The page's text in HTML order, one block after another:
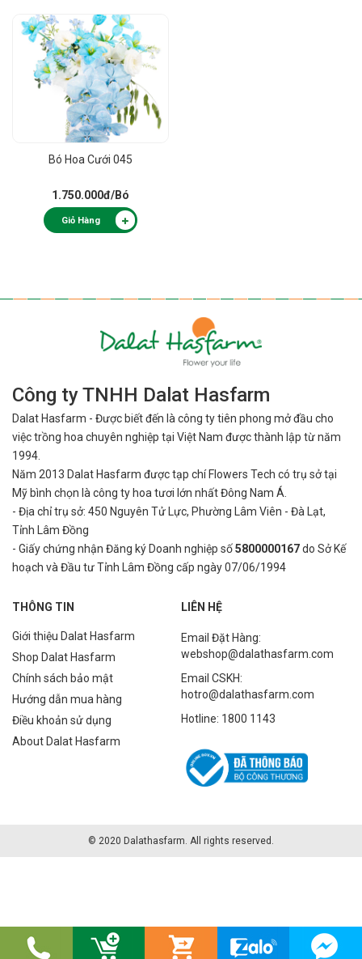
Bó Hoa Cưới 045
1.750.000đ/Bó
Giỏ Hàng
Công ty TNHH Dalat Hasfarm
Dalat Hasfarm - Được biết đến là công ty tiên phong mở đầu cho
việctrồng hoa chuyên nghiệp tại Việt Nam được thành lập từ năm
1994.
Năm 2013 Dalat Hasfarm được tạp chí Flowers Tech có trụ sở tại
Mỹ bình chọn là công ty hoa tươi lớn nhất Đông Nam Á.
- Địa chỉ trụ sở: 450 Nguyên Tử Lực, Phường Lâm Viên - Đà Lạt,
Tỉnh Lâm Đồng
- Giấy chứng nhận Đăng ký Doanh nghiệp số5800000167do Sở Kế
hoạch và Đầu tư Tỉnh Lâm Đồng cấp ngày 07/06/1994
THÔNG TIN
Giới thiệu Dalat Hasfarm
Shop Dalat Hasfarm
Chính sách bảo mật
Hướng dẫn mua hàng
Điều khoản sử dụng
About Dalat Hasfarm
LIÊN HỆ
Email Đặt Hàng:
webshop@dalathasfarm.com
Email CSKH:
hotro@dalathasfarm.com
Hotline: 1800 1143
© 2020 Dalathasfarm. All rights reserved.